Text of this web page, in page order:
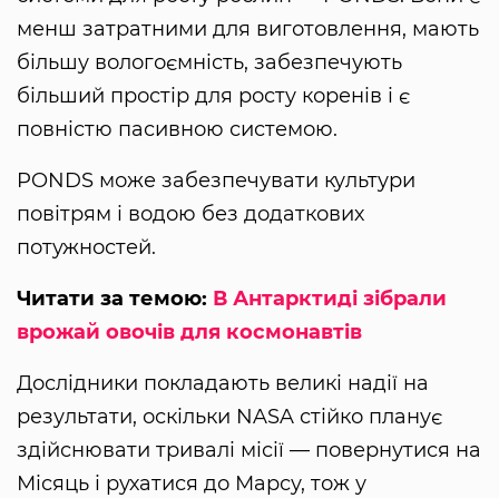
менш затратними для виготовлення, мають
більшу вологоємність, забезпечують
більший простір для росту коренів і є
повністю пасивною системою.
PONDS може забезпечувати культури
повітрям і водою без додаткових
потужностей.
Читати за темою: В Антарктиді зібрали
врожай овочів для космонавтів
Дослідники покладають великі надії на
результати, оскільки NASA стійко планує
здійснювати тривалі місії — повернутися на
Місяць і рухатися до Марсу, тож у